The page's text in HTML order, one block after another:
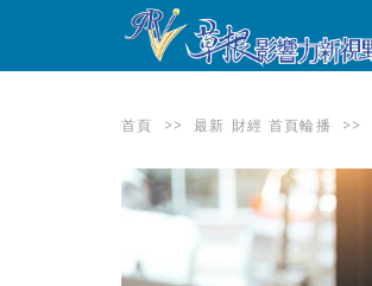
首頁 >> 最新 財經 首頁輪播 >>